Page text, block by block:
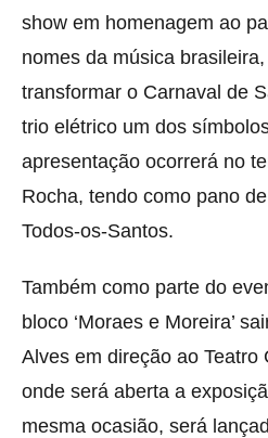
show em homenagem ao
nomes da música
transformar o Carnaval de
trio elétrico um dos
apresentação ocorrerá no
Rocha, tendo como pano
Todos-os-Santos.
Também como parte do
bloco ‘Moraes e Moreira’
Alves em direção ao Teatro
onde será aberta a
mesma ocasião, será